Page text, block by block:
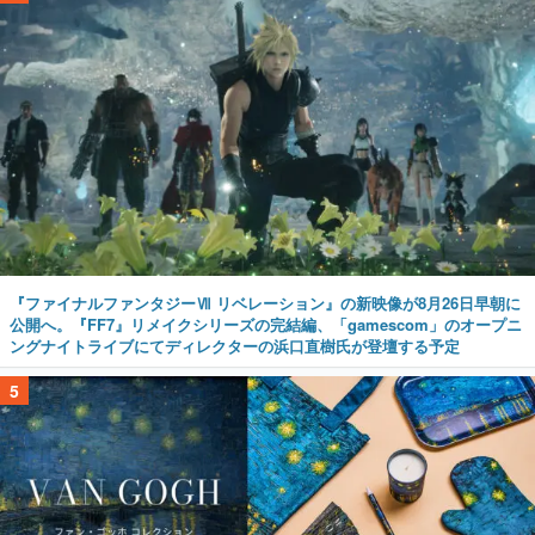
『ファイナルファンタジーⅦ リベレーション』の新映像が8月26日早朝に
公開へ。『FF7』リメイクシリーズの完結編、「gamescom」のオープニ
ングナイトライブにてディレクターの浜口直樹氏が登壇する予定
5